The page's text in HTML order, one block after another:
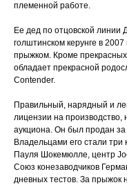
племенной работе.
Ее дед по отцовской линии
голштинском керунге в
прыжком. Кроме
обладает прекрасной
Contender.
Правильный, нарядный и
лицензии на
аукциона. Он был продан
Владельцами его стали
Пауля Шокемюлле, центр
Союз конезаводчиков
дневных тестов. За прыжок